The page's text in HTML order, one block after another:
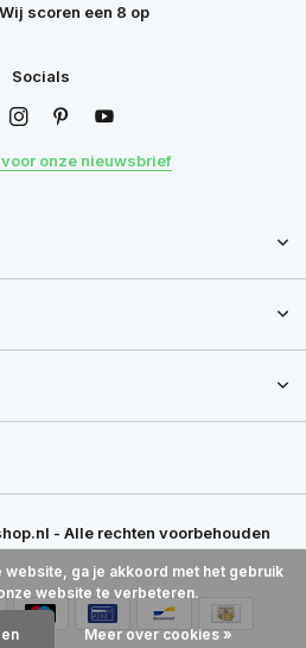
Wij scoren een 8 op
Socials
onze nieuwsbrief
- Alle rechten voorbehouden
website, ga je akkoord met het gebruik
website te verbeteren.
Meer over cookies »